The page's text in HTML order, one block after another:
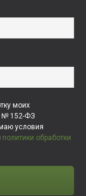
моих
№ 152-ФЗ
условия
политики обработки